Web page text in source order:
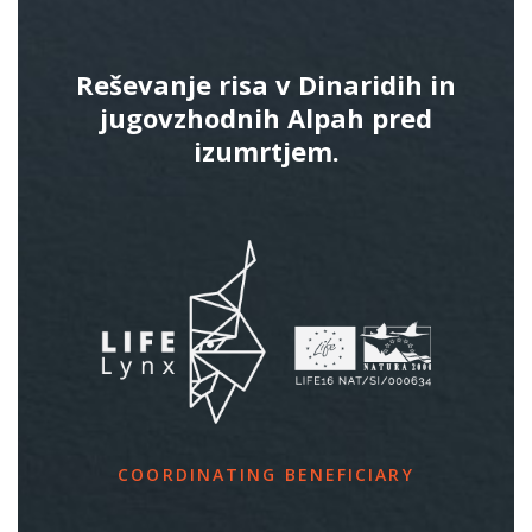
Reševanje risa v Dinaridih in
jugovzhodnih Alpah pred
izumrtjem.
COORDINATING BENEFICIARY